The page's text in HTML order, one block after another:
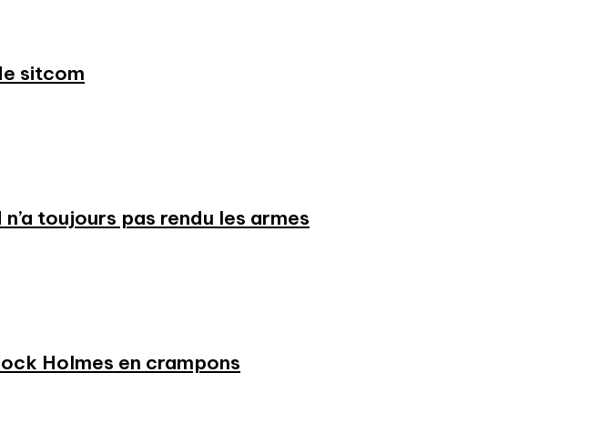
sitcom
toujours pas rendu les armes
Holmes en crampons